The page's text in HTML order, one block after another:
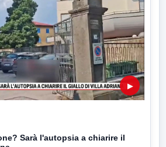
▶
Sarà l'autopsia a chiarire il